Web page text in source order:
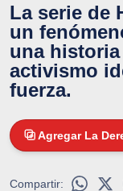
La serie de
un
una
activismo
fuerza.
Agregar La
Compartir: